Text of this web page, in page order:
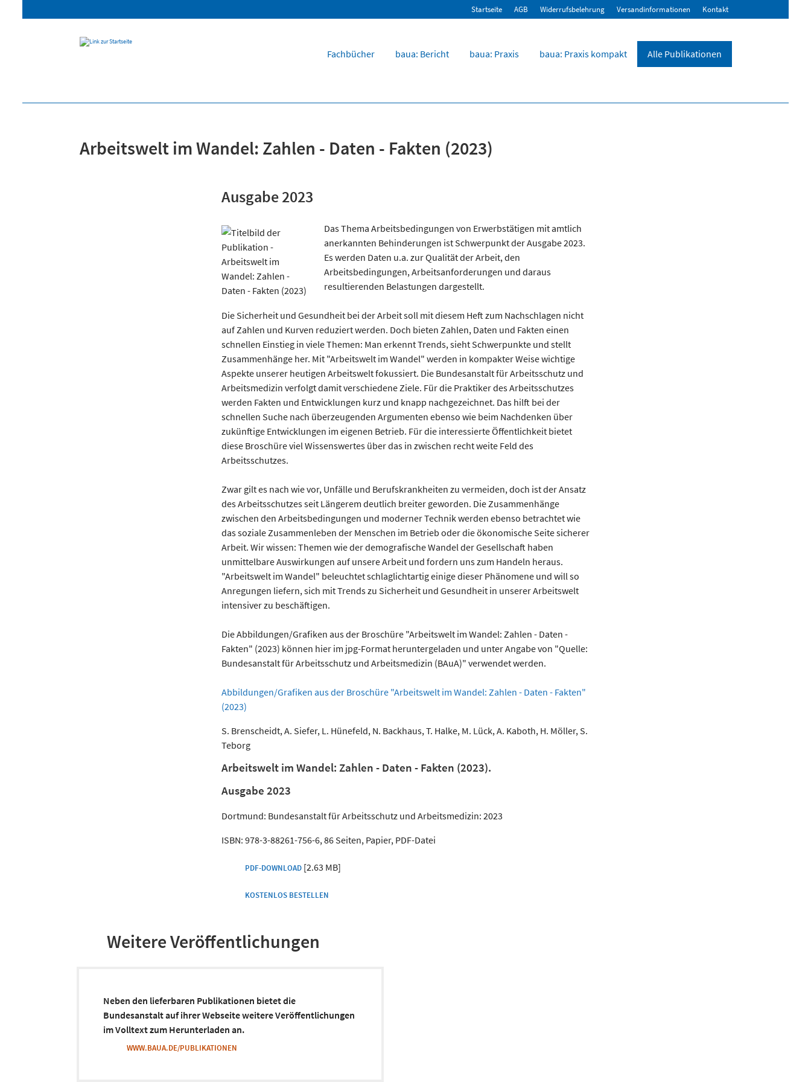
Startseite AGB Widerrufsbelehrung Versandinformationen Kontakt
Fachbücher baua: Bericht baua: Praxis baua: Praxis kompakt Alle Publikationen
Arbeitswelt im Wandel: Zahlen - Daten - Fakten (2023)
Ausgabe 2023
Das Thema Arbeitsbedingungen von Erwerbstätigen mit amtlich
anerkannten Behinderungen ist Schwerpunkt der Ausgabe 2023.
Es werden Daten u.a. zur Qualität der Arbeit, den
Arbeitsbedingungen, Arbeitsanforderungen und daraus
resultierenden Belastungen dargestellt.
Die Sicherheit und Gesundheit bei der Arbeit soll mit diesem Heft zum Nachschlagen nicht
auf Zahlen und Kurven reduziert werden. Doch bieten Zahlen, Daten und Fakten einen
schnellen Einstieg in viele Themen: Man erkennt Trends, sieht Schwerpunkte und stellt
Zusammenhänge her. Mit "Arbeitswelt im Wandel" werden in kompakter Weise wichtige
Aspekte unserer heutigen Arbeitswelt fokussiert. Die Bundesanstalt für Arbeitsschutz und
Arbeitsmedizin verfolgt damit verschiedene Ziele. Für die Praktiker des Arbeitsschutzes
werden Fakten und Entwicklungen kurz und knapp nachgezeichnet. Das hilft bei der
schnellen Suche nach überzeugenden Argumenten ebenso wie beim Nachdenken über
zukünftige Entwicklungen im eigenen Betrieb. Für die interessierte Öffentlichkeit bietet
diese Broschüre viel Wissenswertes über das in zwischen recht weite Feld des
Arbeitsschutzes.
Zwar gilt es nach wie vor, Unfälle und Berufskrankheiten zu vermeiden, doch ist der Ansatz
des Arbeitsschutzes seit Längerem deutlich breiter geworden. Die Zusammenhänge
zwischen den Arbeitsbedingungen und moderner Technik werden ebenso betrachtet wie
das soziale Zusammenleben der Menschen im Betrieb oder die ökonomische Seite sicherer
Arbeit. Wir wissen: Themen wie der demografische Wandel der Gesellschaft haben
unmittelbare Auswirkungen auf unsere Arbeit und fordern uns zum Handeln heraus.
"Arbeitswelt im Wandel" beleuchtet schlaglichtartig einige dieser Phänomene und will so
Anregungen liefern, sich mit Trends zu Sicherheit und Gesundheit in unserer Arbeitswelt
intensiver zu beschäftigen.
Die Abbildungen/Grafiken aus der Broschüre "Arbeitswelt im Wandel: Zahlen - Daten -
Fakten" (2023) können hier im jpg-Format heruntergeladen und unter Angabe von "Quelle:
Bundesanstalt für Arbeitsschutz und Arbeitsmedizin (BAuA)" verwendet werden.
Abbildungen/Grafiken aus der Broschüre "Arbeitswelt im Wandel: Zahlen - Daten - Fakten"
(2023)
S. Brenscheidt, A. Siefer, L. Hünefeld, N. Backhaus, T. Halke, M. Lück, A. Kaboth, H. Möller, S.
Teborg
Arbeitswelt im Wandel: Zahlen - Daten - Fakten (2023).
Ausgabe 2023
Dortmund: Bundesanstalt für Arbeitsschutz und Arbeitsmedizin: 2023
ISBN: 978-3-88261-756-6, 86 Seiten, Papier, PDF-Datei
PDF-DOWNLOAD[2.63 MB]
KOSTENLOS BESTELLEN
Weitere Veröffentlichungen
Neben den lieferbaren Publikationen bietet die
Bundesanstalt auf ihrer Webseite weitere Veröffentlichungen
im Volltext zum Herunterladen an.
WWW.BAUA.DE/PUBLIKATIONEN